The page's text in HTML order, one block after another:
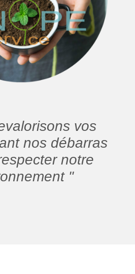
vos
nos débarras
notre
"